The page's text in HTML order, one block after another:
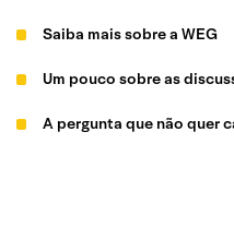
Saiba mais sobre a WEG
Um pouco sobre as
A pergunta que não quer